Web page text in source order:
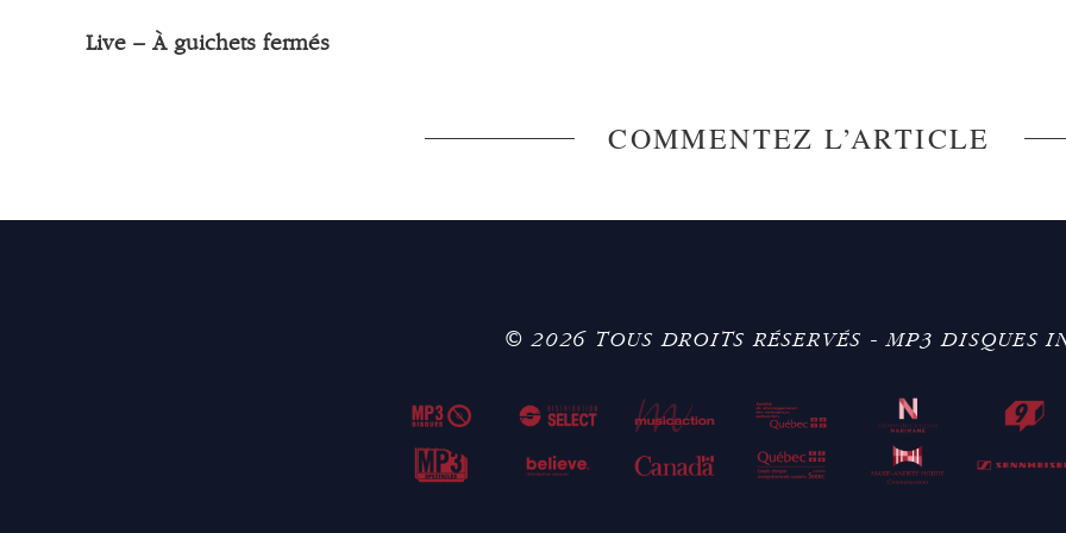
Live – À guichets fermés
COMMENTEZ L’ARTICLE
© 2026 TOUS DROITS RÉSERVÉS - MP3 DISQUES